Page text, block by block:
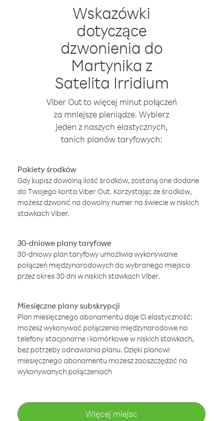
Wskazówki
dotyczące
dzwonienia do
Martynika z
Satelita Irridium
Viber Out to więcej minut połączeń
za mniejsze pieniądze. Wybierz
jeden z naszych elastycznych,
tanich planów taryfowych:
Pakiety środków
Gdy kupisz dowolną ilość środków, zostaną one dodane
do Twojego konta Viber Out. Korzystając ze środków,
możesz dzwonić na dowolny numer na świecie w niskich
stawkach Viber.
30-dniowe plany taryfowe
30-dniowy plan taryfowy umożliwia wykonywanie
połączeń międzynarodowych do wybranego miejsca
przez okres 30 dni w niskich stawkach Viber.
Miesięczne plany subskrypcji
Plan miesięcznego abonamentu daje Ci elastyczność:
możesz wykonywać połączenia międzynarodowe na
telefony stacjonarne i komórkowe w niskich stawkach,
bez potrzeby odnawiania planu. Dzięki planowi
miesięcznego abonamentu możesz zaoszczędzić na
wykonywanych połączeniach
Więcej miejsc